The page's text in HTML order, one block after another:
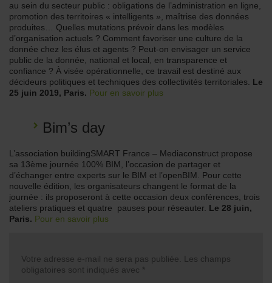
au sein du secteur public : obligations de l’administration en ligne,
promotion des territoires « intelligents », maîtrise des données
produites… Quelles mutations prévoir dans les modèles
d’organisation actuels ? Comment favoriser une culture de la
donnée chez les élus et agents ? Peut-on envisager un service
public de la donnée, national et local, en transparence et
confiance ? À visée opérationnelle, ce travail est destiné aux
décideurs politiques et techniques des collectivités territoriales. Le
25 juin 2019, Paris. Pour en savoir plus
Bim’s day
L’association buildingSMART France – Mediaconstruct propose
sa 13ème journée 100% BIM, l’occasion de partager et
d’échanger entre experts sur le BIM et l’openBIM. Pour cette
nouvelle édition, les organisateurs changent le format de la
journée : ils proposeront à cette occasion deux conférences, trois
ateliers pratiques et quatre
pauses pour réseauter. Le 28 juin,
Paris. Pour en savoir plus
Votre adresse e-mail ne sera pas publiée.
Les champs
obligatoires sont indiqués avec *